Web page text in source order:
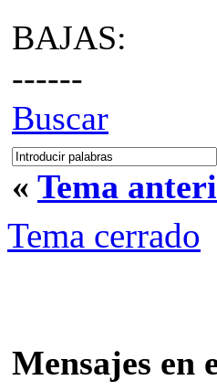
BAJAS:
------
Buscar
« Tema
Tema cerrado
Mensajes en